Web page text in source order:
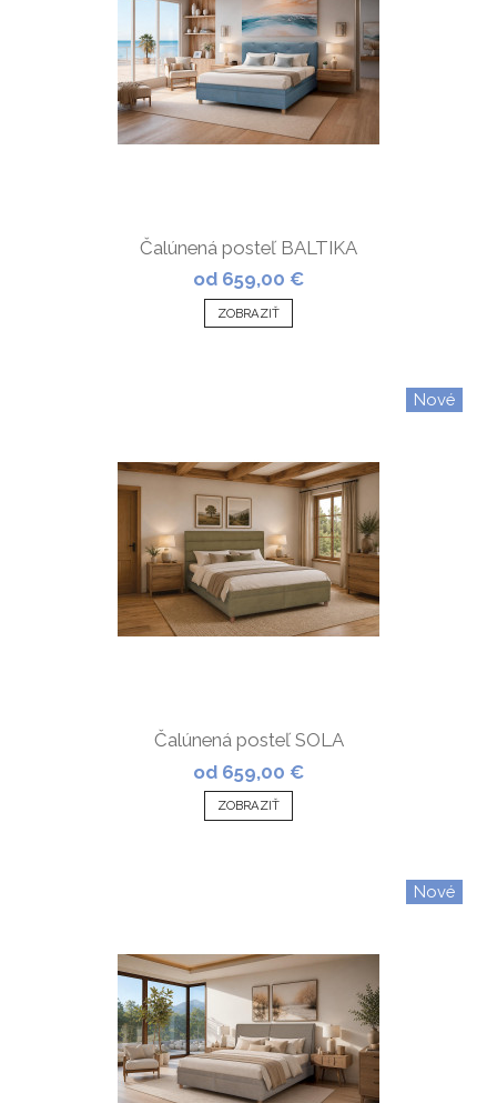
Čalúnená posteľ BALTIKA
od 659,00 €
ZOBRAZIŤ
Nové
Čalúnená posteľ SOLA
od 659,00 €
ZOBRAZIŤ
Nové